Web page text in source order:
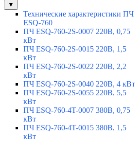
▼
Технические характеристики ПЧ
ESQ-760
ПЧ ESQ-760-2S-0007 220В, 0,75
кВт
ПЧ ESQ-760-2S-0015 220В, 1,5
кВт
ПЧ ESQ-760-2S-0022 220В, 2,2
кВт
ПЧ ESQ-760-2S-0040 220В, 4 кВт
ПЧ ESQ-760-2S-0055 220В, 5,5
кВт
ПЧ ESQ-760-4T-0007 380В, 0,75
кВт
ПЧ ESQ-760-4T-0015 380В, 1,5
кВт